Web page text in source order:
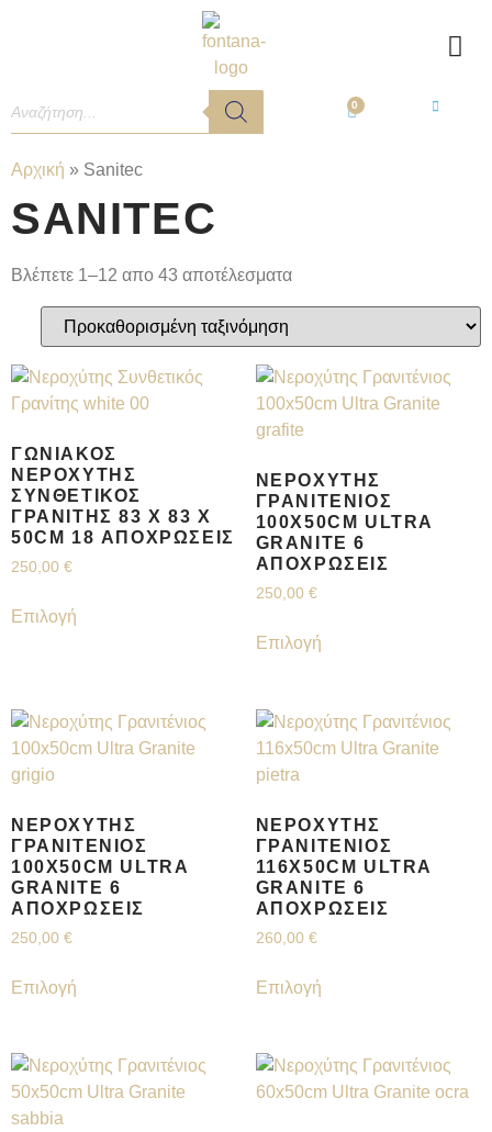
0
Αρχική » Sanitec
SANITEC
Βλέπετε 1–12 απο 43 αποτέλεσματα
ΓΩΝΙΑΚΌΣ
ΝΕΡΟΧΎΤΗΣ
ΣΥΝΘΕΤΙΚΌΣ
ΓΡΑΝΊΤΗΣ 83 X 83 X
50CM 18 ΑΠΟΧΡΏΣΕΙΣ
250,00 €
Επιλογή
ΝΕΡΟΧΎΤΗΣ
ΓΡΑΝΙΤΈΝΙΟΣ
100X50CM ULTRA
GRANITE 6
ΑΠΟΧΡΏΣΕΙΣ
250,00 €
Επιλογή
ΝΕΡΟΧΎΤΗΣ
ΓΡΑΝΙΤΈΝΙΟΣ
100X50CM ULTRA
GRANITE 6
ΑΠΟΧΡΏΣΕΙΣ
250,00 €
Επιλογή
ΝΕΡΟΧΎΤΗΣ
ΓΡΑΝΙΤΈΝΙΟΣ
116X50CM ULTRA
GRANITE 6
ΑΠΟΧΡΏΣΕΙΣ
260,00 €
Επιλογή